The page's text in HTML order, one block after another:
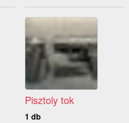
Pisztoly tok
1 db